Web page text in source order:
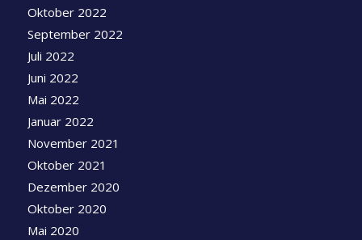
Oktober 2022
September 2022
Juli 2022
Juni 2022
Mai 2022
Januar 2022
November 2021
Oktober 2021
Dezember 2020
Oktober 2020
Mai 2020